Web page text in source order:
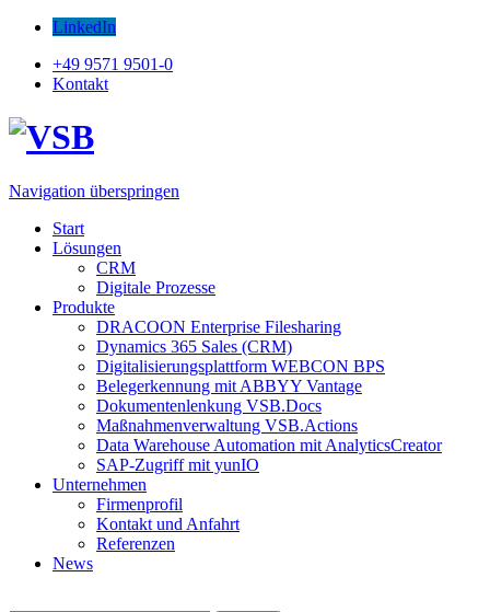
LinkedIn
+49 9571 9501-0
Kontakt
Navigation überspringen
Start
Lösungen
CRM
Digitale Prozesse
Produkte
DRACOON Enterprise Filesharing
Dynamics 365 Sales (CRM)
Digitalisierungsplattform WEBCON BPS
Belegerkennung mit ABBYY Vantage
Dokumentenlenkung VSB.Docs
Maßnahmenverwaltung VSB.Actions
Data Warehouse Automation mit AnalyticsCreator
SAP-Zugriff mit yunIO
Unternehmen
Firmenprofil
Kontakt und Anfahrt
Referenzen
News